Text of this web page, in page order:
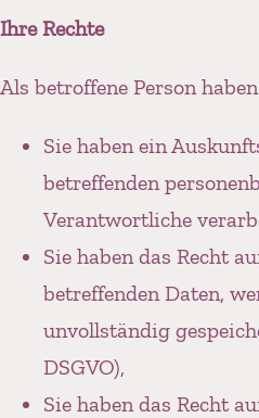
Ihre Rechte
Als betroffene Person
Sie haben ein
betreffenden
Verantwortliche
Sie haben das Recht
betreffenden Daten,
unvollständig
DSGVO),
Sie haben das Recht